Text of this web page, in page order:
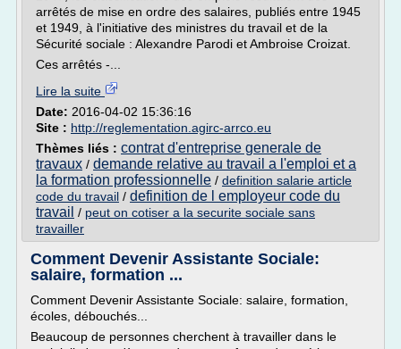
arrêtés de mise en ordre des salaires, publiés entre 1945
et 1949, à l'initiative des ministres du travail et de la
Sécurité sociale : Alexandre Parodi et Ambroise Croizat.
Ces arrêtés -...
Lire la suite
Date: 2016-04-02 15:36:16
Site : http://reglementation.agirc-arrco.eu
Thèmes liés : contrat d'entreprise generale de
travaux / demande relative au travail a l'emploi et a
la formation professionnelle / definition salarie article
code du travail / definition de l employeur code du
travail / peut on cotiser a la securite sociale sans
travailler
Comment Devenir Assistante Sociale:
salaire, formation ...
Comment Devenir Assistante Sociale: salaire, formation,
écoles, débouchés...
Beaucoup de personnes cherchent à travailler dans le